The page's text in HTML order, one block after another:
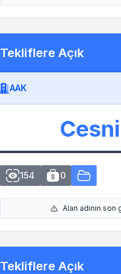
Tekliflere Açık
AAK
Cesni
154 0
Alan adının
Tekliflere Açık